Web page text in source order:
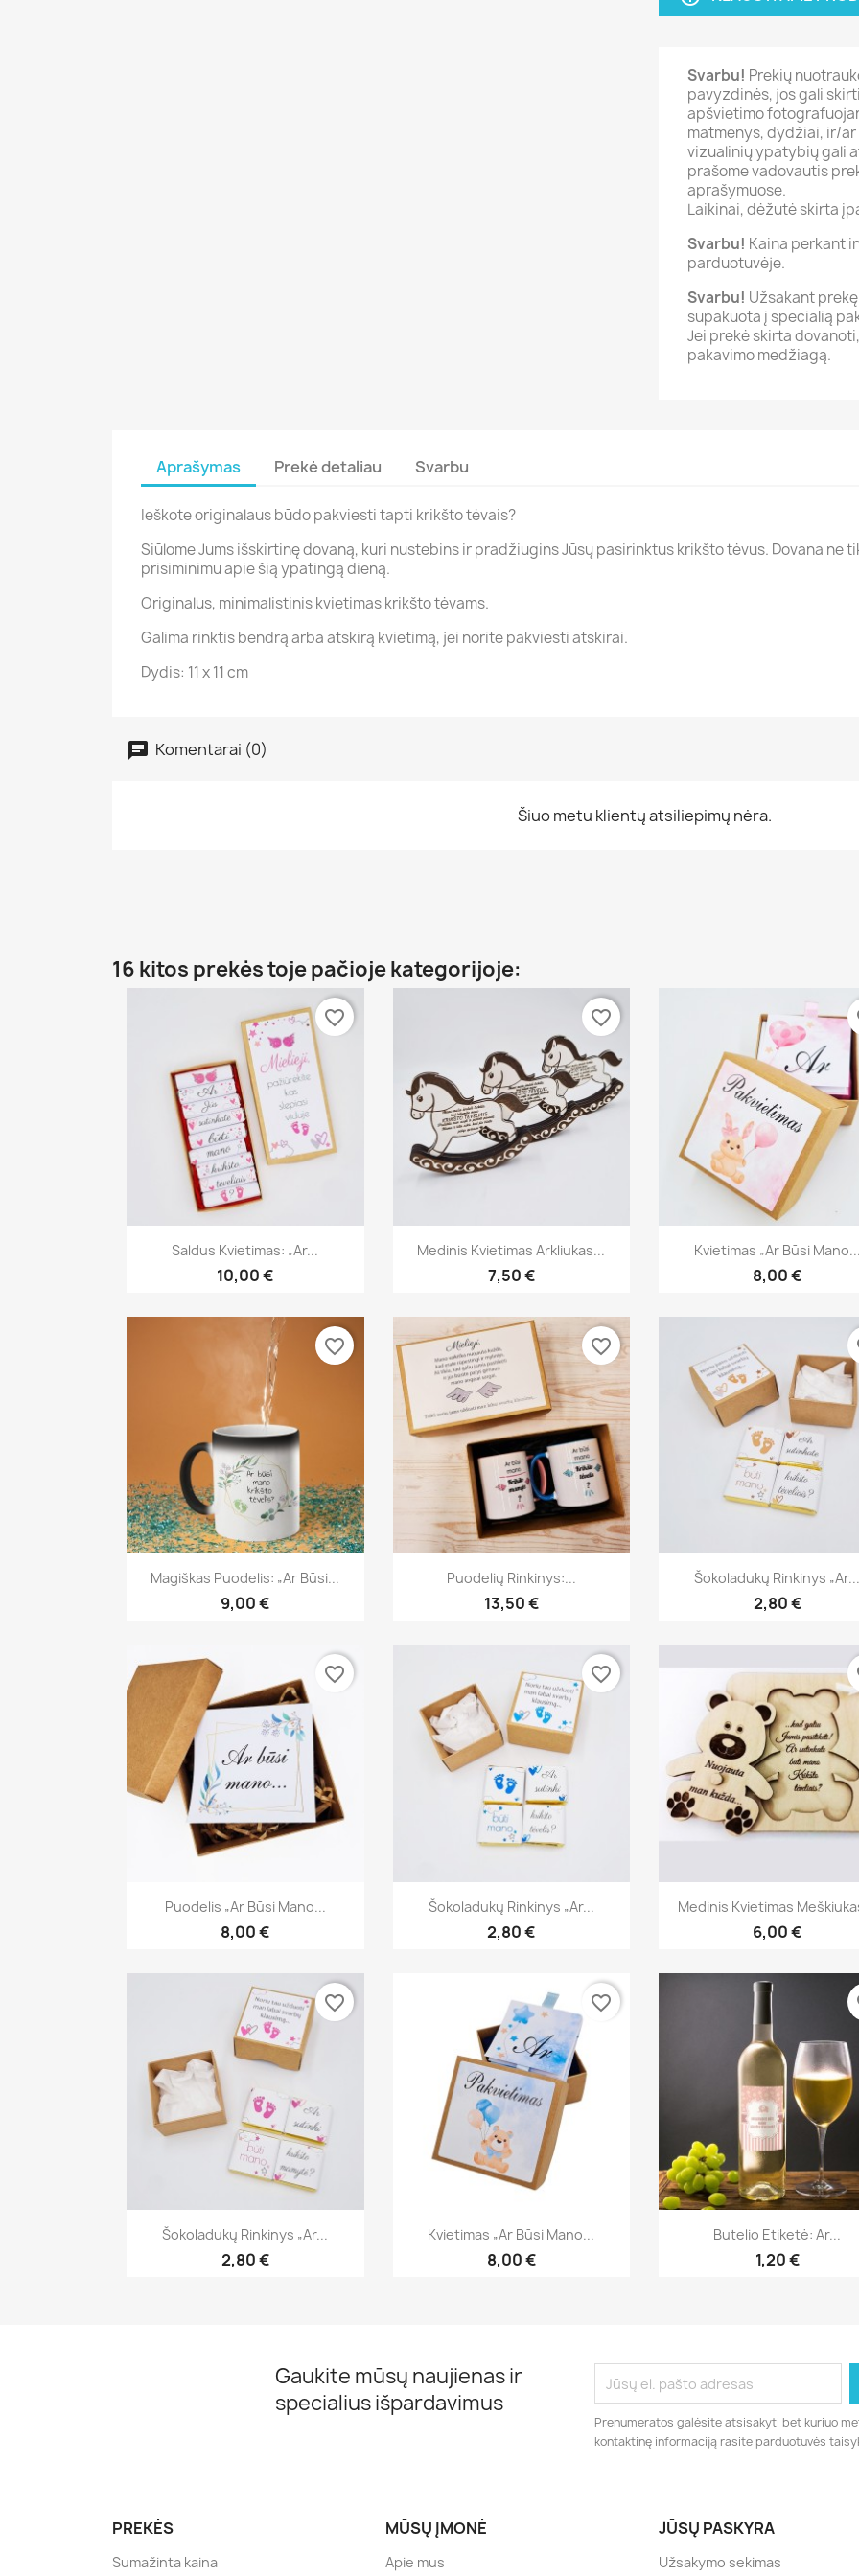
Svarbu! Prekių
pavyzdinės, jos gali
apšvietimo
matmenys, dydžiai, ir/
vizualinių ypatybių gali
prašome vadovautis
aprašymuose.
Laikinai, dėžutė skirta
Svarbu! Kaina perkant
parduotuvėje.
Svarbu! Užsakant
supakuota į specialią
Jei prekė skirta
pakavimo medžiagą.
Aprašymas Prekė detaliau Svarbu
Ieškote originalaus būdo pakviesti tapti krikšto tėvais?
Siūlome Jums išskirtinę dovaną, kuri nustebins ir pradžiugins Jūsų pasirinktus krikšto tėvus. Dovana ne
prisiminimu apie šią ypatingą dieną.
Originalus, minimalistinis kvietimas krikšto tėvams.
Galima rinktis bendrą arba atskirą kvietimą, jei norite pakviesti atskirai.
Dydis: 11 x 11 cm
Komentarai (0)
Šiuo metu klientų atsiliepimų nėra.
16 kitos prekės toje pačioje kategorijoje:
Greita peržiūra
Saldus Kvietimas: „Ar...
10,00 €
favorite_border
Greita peržiūra
Medinis Kvietimas Arkliukas...
7,50 €
favorite_border
Greita peržiūra
Kvietimas „Ar Būsi Mano...
8,00 €
Greita peržiūra
Magiškas Puodelis: „Ar Būsi...
9,00 €
favorite_border
Greita peržiūra
Puodelių Rinkinys:...
13,50 €
favorite_border
Greita peržiūra
Šokoladukų Rinkinys „Ar...
2,80 €
Greita peržiūra
Puodelis „Ar Būsi Mano...
8,00 €
favorite_border
Greita peržiūra
Šokoladukų Rinkinys „Ar...
2,80 €
favorite_border
 Greita peržiūra
Medinis Kvietimas
6,00 €
Greita peržiūra
Šokoladukų Rinkinys „Ar...
2,80 €
favorite_border
Greita peržiūra
Kvietimas „Ar Būsi Mano...
8,00 €
favorite_border
Greita peržiūra
Butelio Etiketė: Ar...
1,20 €
Gaukite mūsų naujienas ir
specialius išpardavimus
Prenumeratos galėsite atsisakyti bet kuriuo
kontaktinę informaciją rasite parduotuvės
PREKĖS
Sumažinta kaina
MŪSŲ ĮMONĖ
Apie mus
JŪSŲ PASKYRA
Užsakymo sekimas